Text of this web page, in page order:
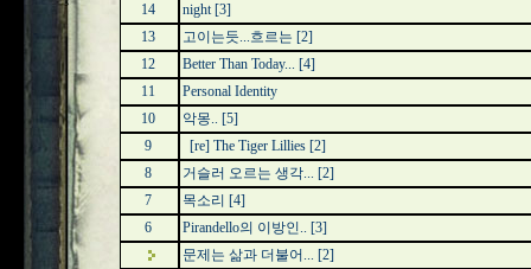
14
night [3]
13
고이는듯...흐르는 [2]
12
Better Than Today... [4]
11
Personal Identity
10
악몽.. [5]
9
[re] The Tiger Lillies [2]
8
거슬러 오르는 생각... [2]
7
목소리 [4]
6
Pirandello의 이방인.. [3]
문제는 삶과 더불어... [2]